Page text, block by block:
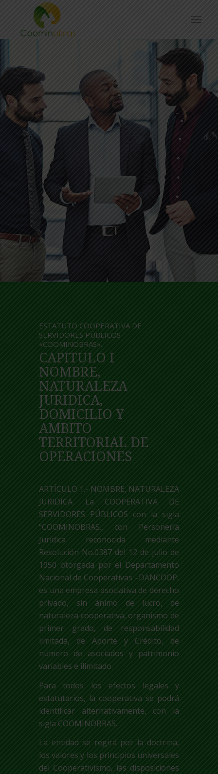
ESTATUTO COOPERATIVA DE
SERVIDORES PÚBLICOS
«COOMINOBRAS».
CAPITULO I
NOMBRE,
NATURALEZA
JURIDICA,
DOMICILIO Y
AMBITO
TERRITORIAL DE
OPERACIONES
ARTÍCULO 1.- NOMBRE, NATURALEZA
JURIDICA. La COOPERATIVA DE
SERVIDORES PÚBLICOS con la sigla
“COOMINOBRAS., con Personería
Jurídica reconocida mediante
Resolución No.0387 del 12 de julio de
1950 otorgada por el Departamento
Nacional de Cooperativas –DANCOOP,
es una empresa asociativa de derecho
privado, sin ánimo de lucro, de
naturaleza cooperativa, organismo de
primer grado, de responsabilidad
limitada, de Aporte y Crédito, de
número de asociados y patrimonio
variables e ilimitado.
Para todos los efectos legales y
estatutarios, la cooperativa se podrá
identificar alternativamente, con la
sigla COOMINOBRAS.
La entidad se regirá por la doctrina,
los valores y los principios universales
del Cooperativismo, las disposiciones